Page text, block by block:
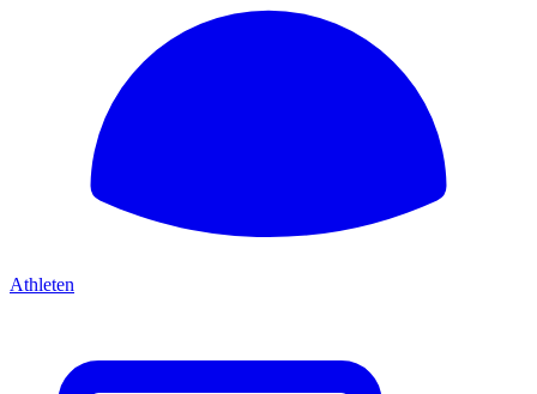
Athleten